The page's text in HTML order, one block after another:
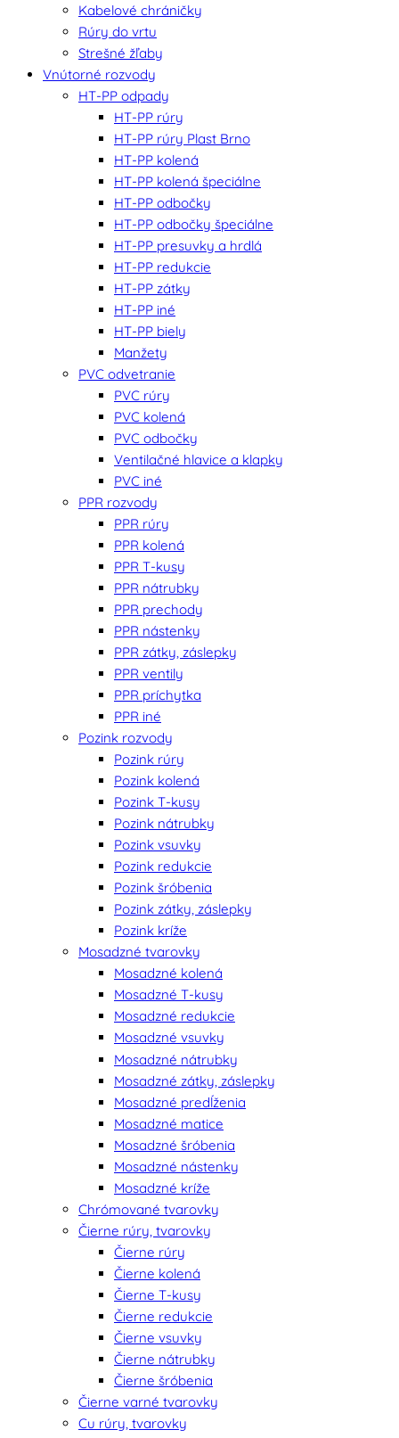
Kabelové chráničky
Rúry do vrtu
Strešné žľaby
Vnútorné rozvody
HT-PP odpady
HT-PP rúry
HT-PP rúry Plast Brno
HT-PP kolená
HT-PP kolená špeciálne
HT-PP odbočky
HT-PP odbočky špeciálne
HT-PP presuvky a hrdlá
HT-PP redukcie
HT-PP zátky
HT-PP iné
HT-PP biely
Manžety
PVC odvetranie
PVC rúry
PVC kolená
PVC odbočky
Ventilačné hlavice a klapky
PVC iné
PPR rozvody
PPR rúry
PPR kolená
PPR T-kusy
PPR nátrubky
PPR prechody
PPR nástenky
PPR zátky, záslepky
PPR ventily
PPR príchytka
PPR iné
Pozink rozvody
Pozink rúry
Pozink kolená
Pozink T-kusy
Pozink nátrubky
Pozink vsuvky
Pozink redukcie
Pozink šróbenia
Pozink zátky, záslepky
Pozink kríže
Mosadzné tvarovky
Mosadzné kolená
Mosadzné T-kusy
Mosadzné redukcie
Mosadzné vsuvky
Mosadzné nátrubky
Mosadzné zátky, záslepky
Mosadzné predĺženia
Mosadzné matice
Mosadzné šróbenia
Mosadzné nástenky
Mosadzné kríže
Chrómované tvarovky
Čierne rúry, tvarovky
Čierne rúry
Čierne kolená
Čierne T-kusy
Čierne redukcie
Čierne vsuvky
Čierne nátrubky
Čierne šróbenia
Čierne varné tvarovky
Cu rúry, tvarovky